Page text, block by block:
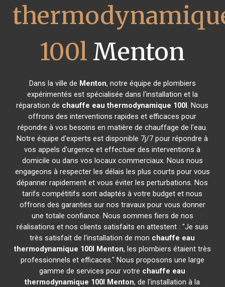
100l Menton
Dans la ville de Menton, notre équipe de plombiers
expérimentés est spécialisée dans l'installation et la
réparation de chauffe eau thermodynamique 100l. Nous
offrons des interventions rapides et efficaces pour
répondre à vos besoins en matière de chauffage de l'eau.
Notre équipe d'experts est disponible 7j/7 pour répondre à
vos appels d'urgence et effectuer des interventions à
domicile ou dans vos locaux commerciaux. Nous nous
engageons à respecter les délais les plus courts pour vous
dépanner rapidement et vous éviter les perturbations. Nos
tarifs compétitifs sont adaptés à votre budget et nous
offrons des garanties sur nos travaux pour vous donner
une totale confiance. Nous sommes fiers de nos
réalisations et nos clients satisfaits en attestent : "Je suis
très satisfait de l'installation de mon chauffe eau
thermodynamique 100l Menton, les plombiers étaient très
professionnels et efficaces." Nous proposons une large
gamme de services pour votre chauffe eau
thermodynamique 100l Menton, de l'installation à la